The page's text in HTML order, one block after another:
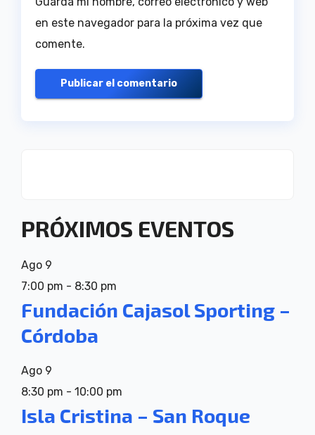
en este navegador para la próxima vez que
comente.
PRÓXIMOS EVENTOS
Ago 9
7:00 pm - 8:30 pm
Fundación Cajasol Sporting –
Córdoba
Ago 9
8:30 pm - 10:00 pm
Isla Cristina – San Roque